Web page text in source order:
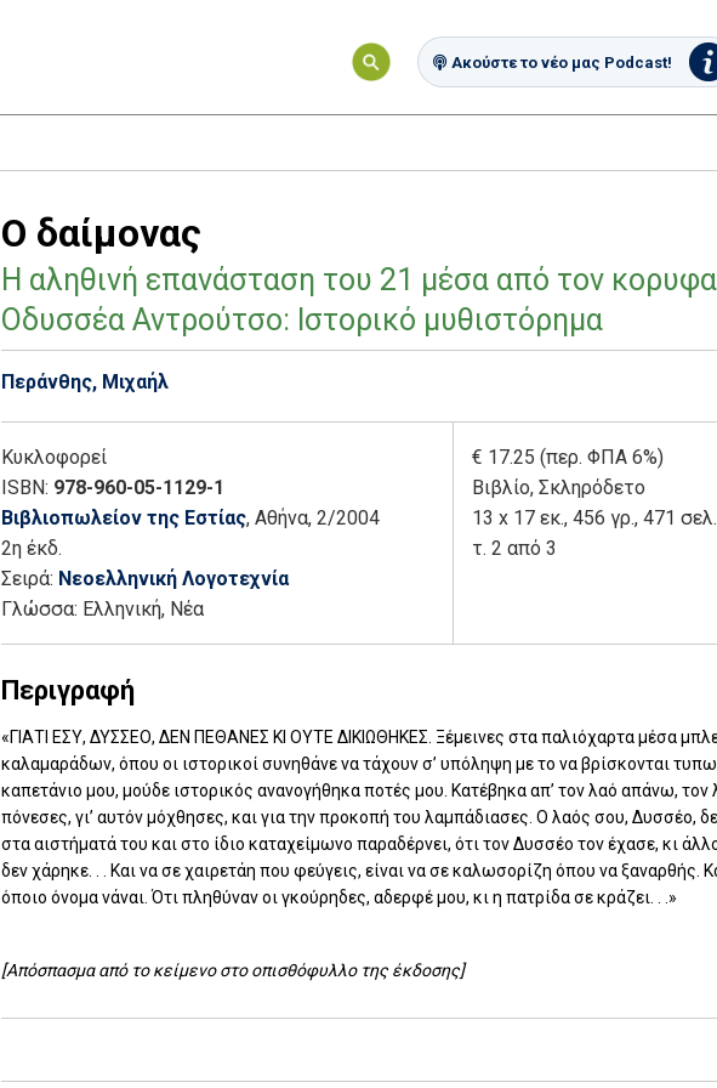
Ακούστε το νέο μας Podcast!
Ο δαίμονας
Η αληθινή επανάσταση του 21 μέσα από τον
Οδυσσέα Αντρούτσο: Ιστορικό μυθιστόρημα
Περάνθης, Μιχαήλ
Κυκλοφορεί
ISBN: 978-960-05-1129-1
Βιβλιοπωλείον της Εστίας, Αθήνα, 2/2004
2η έκδ.
Σειρά: Νεοελληνική Λογοτεχνία
Γλώσσα: Ελληνική, Νέα
€ 17.25 (περ. ΦΠΑ 6%)
Βιβλίο, Σκληρόδετο
13 x 17 εκ., 456 γρ., 471 σελ.
τ. 2 από 3
Περιγραφή
«ΓΙΑΤΙ ΕΣΥ, ΔΥΣΣΕΟ, ΔΕΝ ΠΕΘΑΝΕΣ ΚΙ ΟΥΤΕ ΔΙΚΙΩΘΗΚΕΣ. Ξέμεινες στα παλιόχαρτα μέσα
καλαμαράδων, όπου οι ιστορικοί συνηθάνε να τάχουν σ’ υπόληψη με το να βρίσκονται
καπετάνιο μου, μούδε ιστορικός ανανογήθηκα ποτές μου. Κατέβηκα απ’ τον λαό απάνω, τον
πόνεσες, γι’ αυτόν μόχθησες, και για την προκοπή του λαμπάδιασες. Ο λαός σου, Δυσσέο,
στα αιστήματά του και στο ίδιο καταχείμωνο παραδέρνει, ότι τον Δυσσέο τον έχασε, κι
δεν χάρηκε. . . Και να σε χαιρετάη που φεύγεις, είναι να σε καλωσορίζη όπου να ξαναρθής.
όποιο όνομα νάναι. Ότι πληθύναν οι γκούρηδες, αδερφέ μου, κι η πατρίδα σε κράζει. . .»
[Απόσπασμα από το κείμενο στο οπισθόφυλλο της έκδοσης]